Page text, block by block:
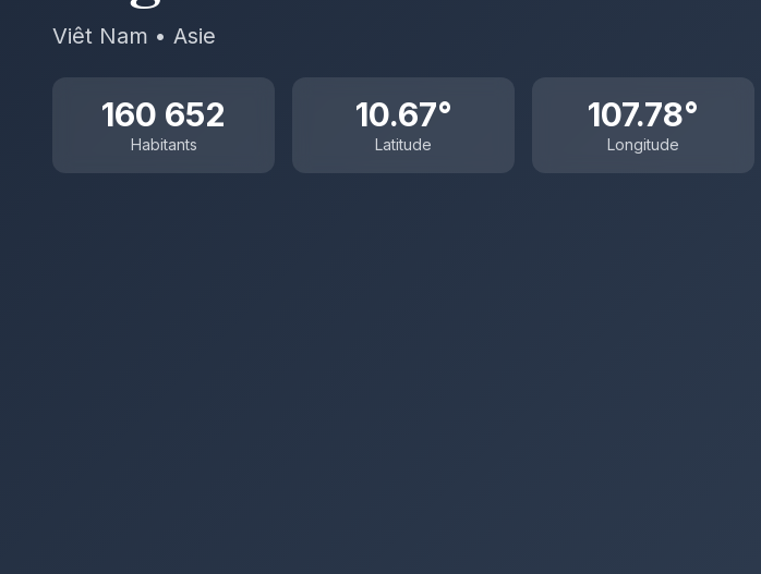
Viêt Nam • Asie
160 652
Habitants
10.67°
Latitude
107.78°
Longitude